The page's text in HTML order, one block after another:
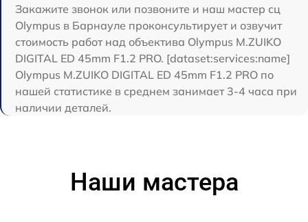
Закажите звонок или позвоните и наш мастер сц
Olympus в Барнауле проконсультирует и озвучит
стоимость работ над объектива Olympus M.ZUIKO
DIGITAL ED 45mm F1.2 PRO. [dataset:services:name]
Olympus M.ZUIKO DIGITAL ED 45mm F1.2 PRO по
нашей статистике в среднем занимает 3-4 часа при
наличии деталей.
Наши мастера